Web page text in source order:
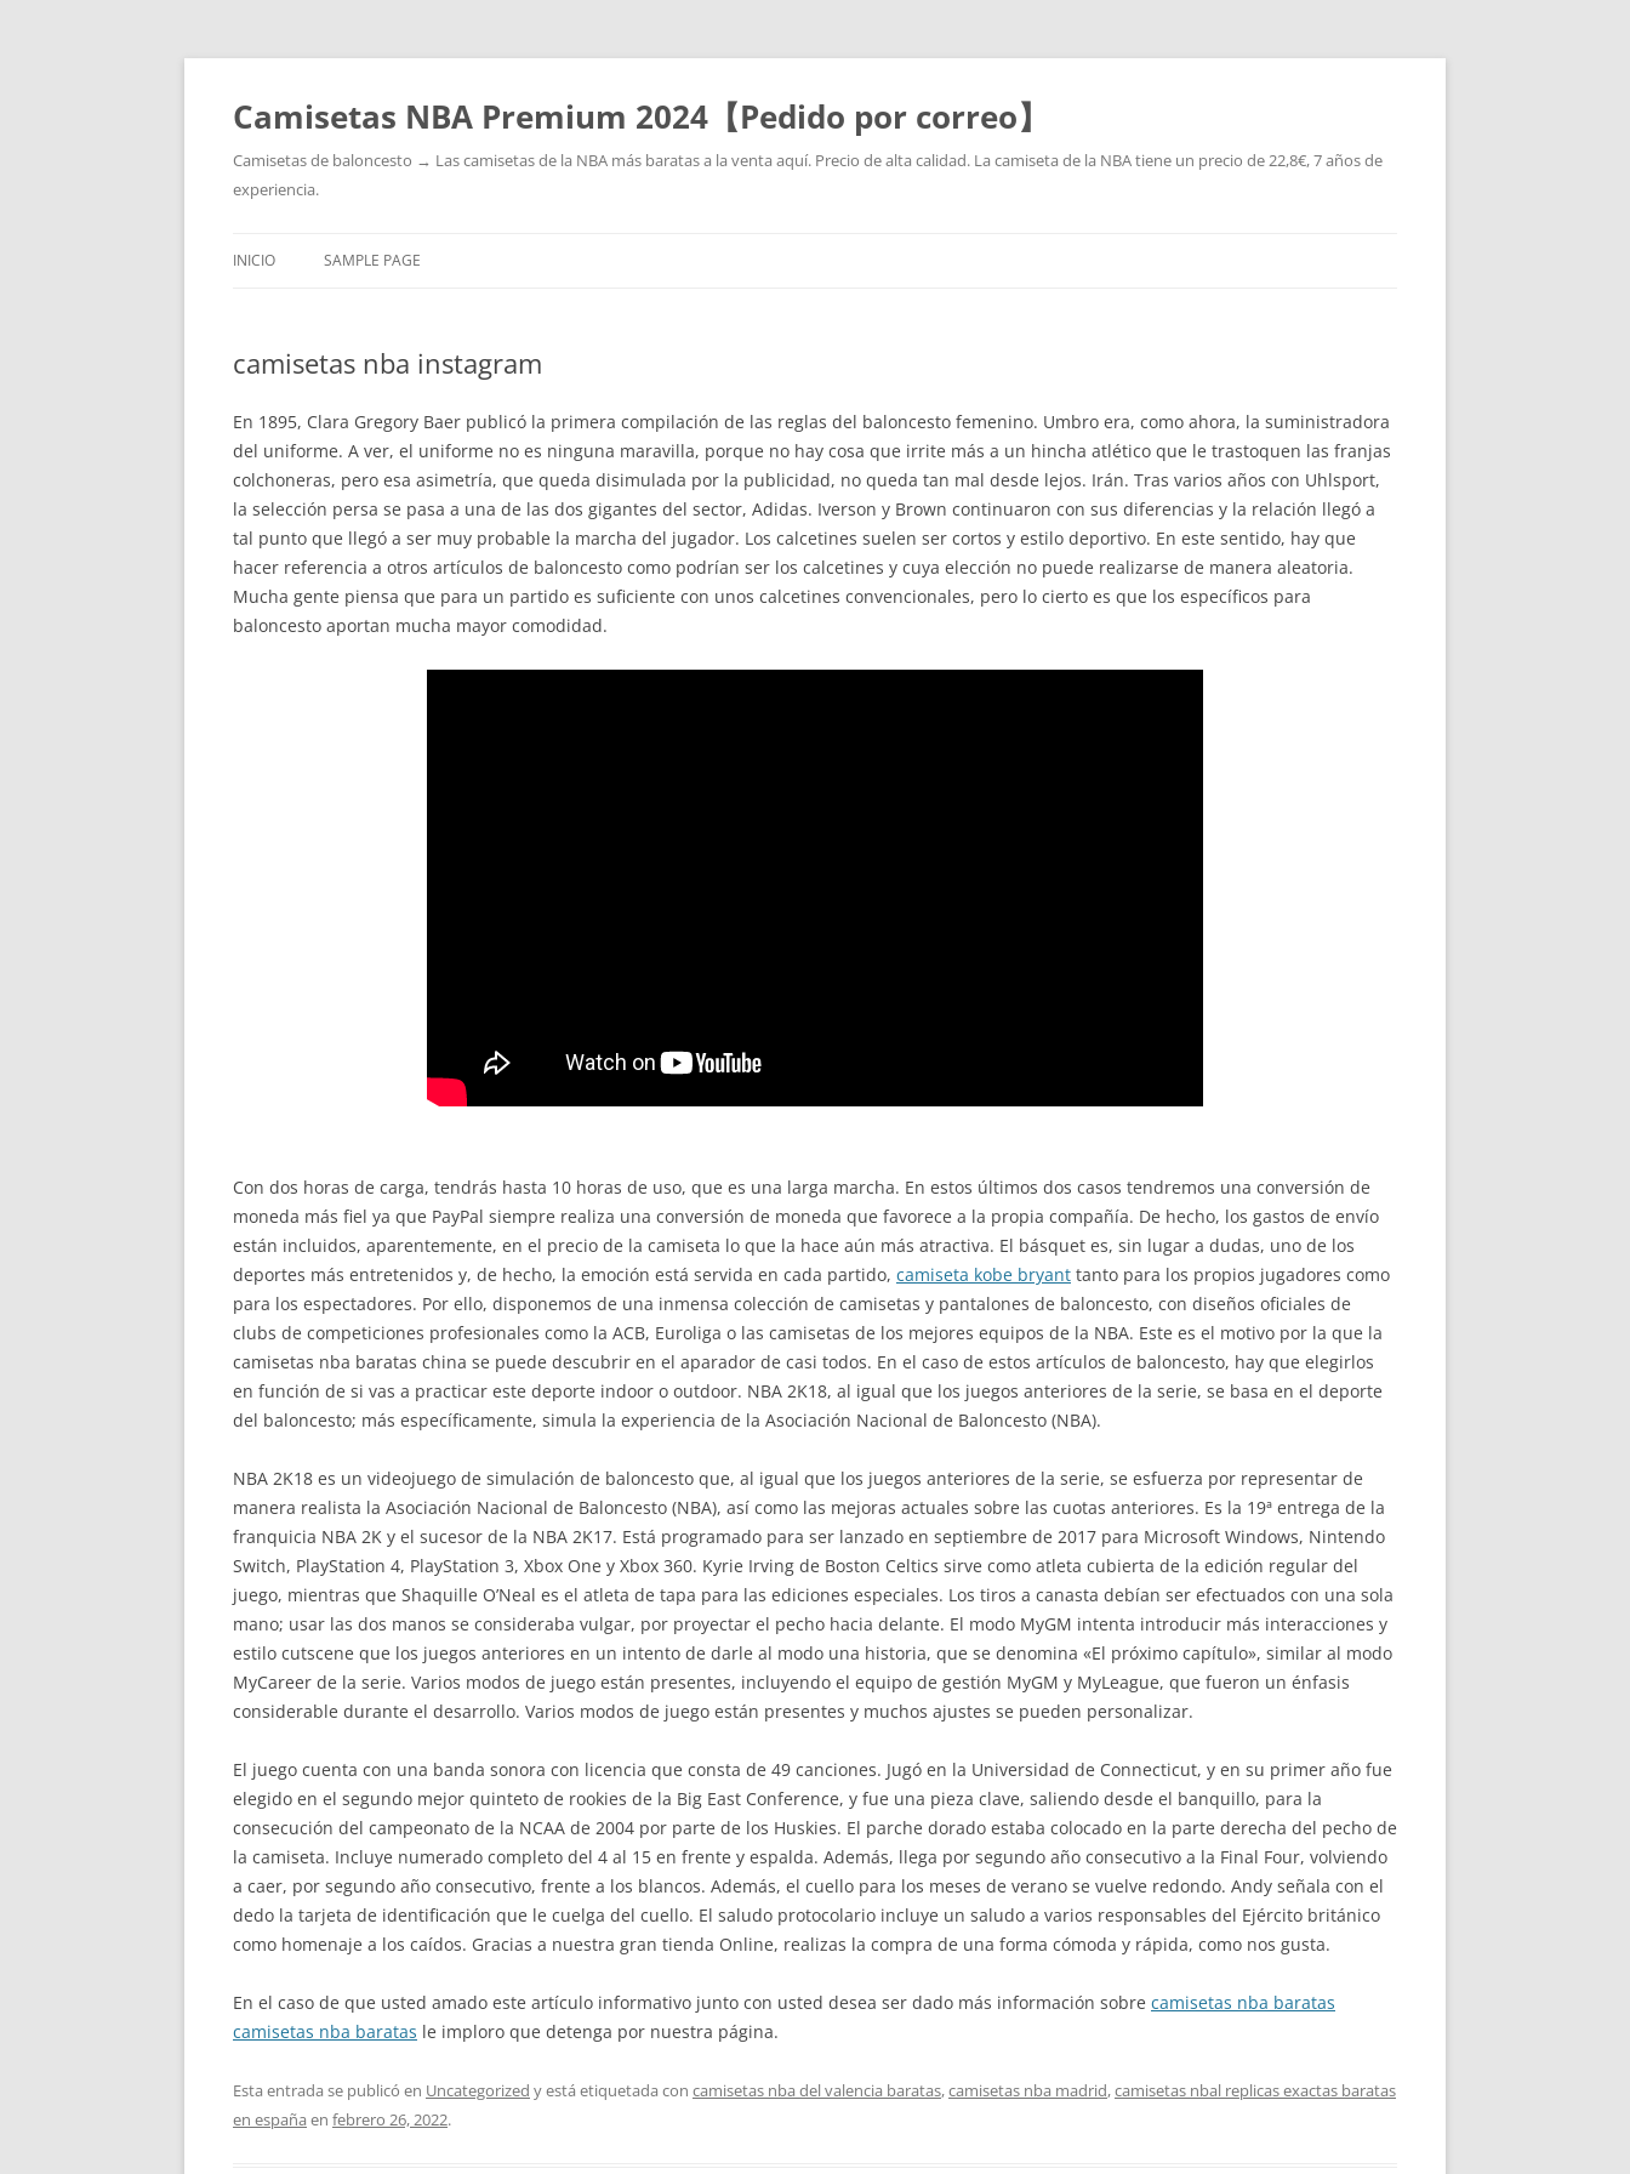
Camisetas NBA Premium 2024【Pedido por correo】
Camisetas de baloncesto → Las camisetas de la NBA más baratas a la venta aquí. Precio de alta calidad. La camiseta de la NBA tiene un precio de 22,8€, 7 años de
experiencia.
INICIO SAMPLE PAGE
camisetas nba instagram
En 1895, Clara Gregory Baer publicó la primera compilación de las reglas del baloncesto femenino. Umbro era, como ahora, la suministradora
del uniforme. A ver, el uniforme no es ninguna maravilla, porque no hay cosa que irrite más a un hincha atlético que le trastoquen las franjas
colchoneras, pero esa asimetría, que queda disimulada por la publicidad, no queda tan mal desde lejos. Irán. Tras varios años con Uhlsport,
la selección persa se pasa a una de las dos gigantes del sector, Adidas. Iverson y Brown continuaron con sus diferencias y la relación llegó a
tal punto que llegó a ser muy probable la marcha del jugador. Los calcetines suelen ser cortos y estilo deportivo. En este sentido, hay que
hacer referencia a otros artículos de baloncesto como podrían ser los calcetines y cuya elección no puede realizarse de manera aleatoria.
Mucha gente piensa que para un partido es suficiente con unos calcetines convencionales, pero lo cierto es que los específicos para
baloncesto aportan mucha mayor comodidad.
Con dos horas de carga, tendrás hasta 10 horas de uso, que es una larga marcha. En estos últimos dos casos tendremos una conversión de
moneda más fiel ya que PayPal siempre realiza una conversión de moneda que favorece a la propia compañía. De hecho, los gastos de envío
están incluidos, aparentemente, en el precio de la camiseta lo que la hace aún más atractiva. El básquet es, sin lugar a dudas, uno de los
deportes más entretenidos y, de hecho, la emoción está servida en cada partido, camiseta kobe bryant tanto para los propios jugadores como
para los espectadores. Por ello, disponemos de una inmensa colección de camisetas y pantalones de baloncesto, con diseños oficiales de
clubs de competiciones profesionales como la ACB, Euroliga o las camisetas de los mejores equipos de la NBA. Este es el motivo por la que la
camisetas nba baratas china se puede descubrir en el aparador de casi todos. En el caso de estos artículos de baloncesto, hay que elegirlos
en función de si vas a practicar este deporte indoor o outdoor. NBA 2K18, al igual que los juegos anteriores de la serie, se basa en el deporte
del baloncesto; más específicamente, simula la experiencia de la Asociación Nacional de Baloncesto (NBA).
NBA 2K18 es un videojuego de simulación de baloncesto que, al igual que los juegos anteriores de la serie, se esfuerza por representar de
manera realista la Asociación Nacional de Baloncesto (NBA), así como las mejoras actuales sobre las cuotas anteriores. Es la 19ª entrega de la
franquicia NBA 2K y el sucesor de la NBA 2K17. Está programado para ser lanzado en septiembre de 2017 para Microsoft Windows, Nintendo
Switch, PlayStation 4, PlayStation 3, Xbox One y Xbox 360. Kyrie Irving de Boston Celtics sirve como atleta cubierta de la edición regular del
juego, mientras que Shaquille O’Neal es el atleta de tapa para las ediciones especiales. Los tiros a canasta debían ser efectuados con una sola
mano; usar las dos manos se consideraba vulgar, por proyectar el pecho hacia delante. El modo MyGM intenta introducir más interacciones y
estilo cutscene que los juegos anteriores en un intento de darle al modo una historia, que se denomina «El próximo capítulo», similar al modo
MyCareer de la serie. Varios modos de juego están presentes, incluyendo el equipo de gestión MyGM y MyLeague, que fueron un énfasis
considerable durante el desarrollo. Varios modos de juego están presentes y muchos ajustes se pueden personalizar.
El juego cuenta con una banda sonora con licencia que consta de 49 canciones. Jugó en la Universidad de Connecticut, y en su primer año fue
elegido en el segundo mejor quinteto de rookies de la Big East Conference, y fue una pieza clave, saliendo desde el banquillo, para la
consecución del campeonato de la NCAA de 2004 por parte de los Huskies. El parche dorado estaba colocado en la parte derecha del pecho de
la camiseta. Incluye numerado completo del 4 al 15 en frente y espalda. Además, llega por segundo año consecutivo a la Final Four, volviendo
a caer, por segundo año consecutivo, frente a los blancos. Además, el cuello para los meses de verano se vuelve redondo. Andy señala con el
dedo la tarjeta de identificación que le cuelga del cuello. El saludo protocolario incluye un saludo a varios responsables del Ejército británico
como homenaje a los caídos. Gracias a nuestra gran tienda Online, realizas la compra de una forma cómoda y rápida, como nos gusta.
En el caso de que usted amado este artículo informativo junto con usted desea ser dado más información sobre camisetas nba baratas
camisetas nba baratas le imploro que detenga por nuestra página.
Esta entrada se publicó en Uncategorized y está etiquetada con camisetas nba del valencia baratas,camisetas nba madrid,camisetas nbal replicas exactas baratas
en españa en febrero 26, 2022.